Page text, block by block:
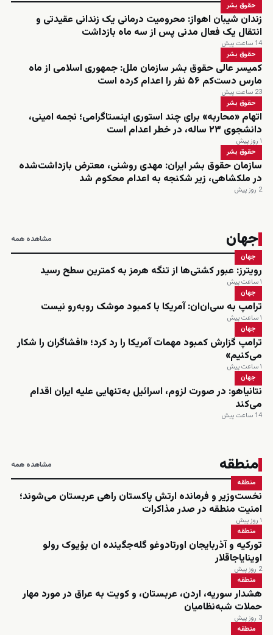
حقوق بشر
زندان شیبان اهواز: محرومیت درمانی یک زندانی عقیدتی و
انتقال یک فعال مدنی پس از سه ماه بازداشت
14 ساعت پیش
حقوق بشر
کمیسر عالی حقوق بشر سازمان ملل: جمهوری اسلامی از ماه
مارس دست‌کم ۵۶ نفر را اعدام کرده است
23 ساعت پیش
حقوق بشر
اتهام «محاربه» برای چند استوری اینستاگرامی؛ نجمه امینی،
دانشجوی ۲۳ ساله، در خطر اعدام است
۱ روز پیش
حقوق بشر
سازمان حقوق بشر ایران: مهدی روشنی، معترض بازداشت‌شده
در ملکشاهی، زیر شکنجه به اعدام محکوم شد
2 روز پیش
جهان مشاهده همه
جهان
رویترز: عبور کشتی‌ها از تنگه هرمز به کمترین سطح رسید
۱ ساعت پیش
جهان
ترامپ به سی‌ان‌ان: آمریکا با کمبود موشک روبه‌رو نیست
۱ ساعت پیش
جهان
ترامپ گزارش کمبود مهمات آمریکا را رد کرد؛ «افشاگران را شکار
می‌کنیم»
۱ ساعت پیش
جهان
نتانیاهو: در صورت لزوم، اسرائیل به‌تنهایی علیه ایران اقدام
می‌کند
14 ساعت پیش
منطقه مشاهده همه
منطقه
نخست‌وزیر و فرمانده ارتش پاکستان راهی عربستان می‌شوند؛
امنیت منطقه در صدر مذاکرات
۱ روز پیش
منطقه
تورکیه و آذربایجان اورتادوغو گله‌جگینده ان بؤیوک رولو
اوینایاجاقلار
2 روز پیش
منطقه
هشدار سوریه، اردن، عربستان، و کویت به عراق در مورد مهار
حملات شبه‌نظامیان
3 روز پیش
منطقه